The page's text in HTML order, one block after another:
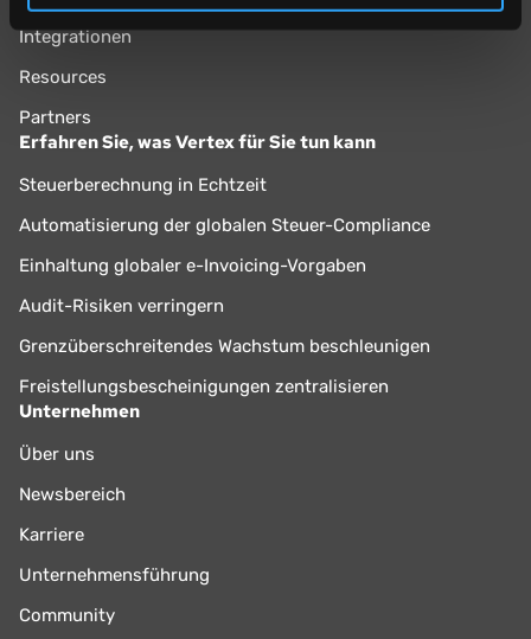
Integrationen
Resources
Partners
Erfahren Sie, was Vertex für Sie tun kann
Steuerberechnung in Echtzeit
Automatisierung der globalen Steuer-Compliance
Einhaltung globaler e-Invoicing-Vorgaben
Audit-Risiken verringern
Grenzüberschreitendes Wachstum beschleunigen
Freistellungsbescheinigungen zentralisieren
Unternehmen
Über uns
Newsbereich
Karriere
Unternehmensführung
Community